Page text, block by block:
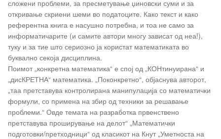
сложени проблеми, за пресметување џиновски суми и за
откривање скриени шеми во податоците. Како текст и како
референтна книга е насушно потребна, и тоа не само за
информатичарите (и самите автори многу зависат од неа!),
туку и за тие што сериозно ја користат математиката во
буквално секоја дисциплина.
Поимот „конкретна математика“ е спој од „КОНтинуирана“ и
„дисКРЕТНА“ математика. „Поконкретно“, објаснува авторот,
„таа претставува контролирана манипулација со математички
формули, со примена на збир од техники за решавање
проблеми.“ Овде темата на разработка првенствено
претставува проширување на делот“ „Математички
подготовки/претходници“ од класикот на Кнут „Уметноста на